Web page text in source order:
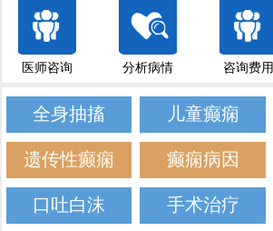
医师咨询 分析病情 咨询费用
全身抽搐 儿童癫痫
遗传性癫痫 癫痫病因
口吐白沫 手术治疗